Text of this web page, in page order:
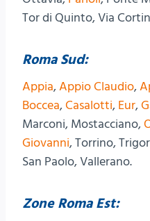
Tor di Quinto, Via
Roma Sud:
Appia,Appio Claudio,
Boccea,Casalotti, Eur,
Marconi, Mostacciano,
Giovanni, Torrino,
San Paolo, Vallerano.
Zone Roma Est: